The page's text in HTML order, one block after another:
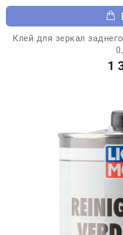
Клей для зеркал
1